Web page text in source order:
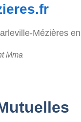
Mézières
Mma